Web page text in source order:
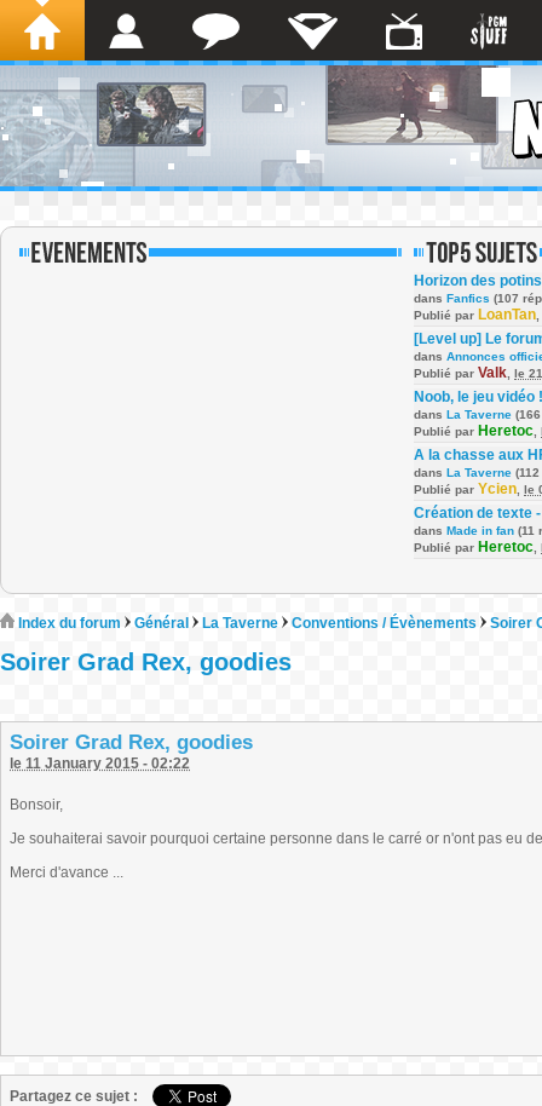
Horizon des potins
dans Fanfics (107
Publié par LoanTan
[Level up] Le
dans Annonces
Publié par Valk le
Noob, le jeu vidéo !
dans La Taverne
Publié par Heretoc
A la chasse aux
dans La Taverne
Publié par Ycien le
Création de texte
dans Made in fan (11
Publié par Heretoc
Index du forum Général La Taverne Conventions / Évènements Soirer
Soirer Grad Rex, goodies
Soirer Grad Rex, goodies
le 11 January 2015 - 02:22
Bonsoir,
Je souhaiterai savoir pourquoi certaine personne dans le carré or n'ont pas eu
Merci d'avance ...
Partagez ce sujet :